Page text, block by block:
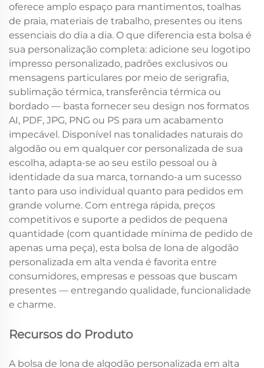
oferece amplo espaço para mantimentos, toalhas
de praia, materiais de trabalho, presentes ou itens
essenciais do dia a dia. O que diferencia esta bolsa é
sua personalização completa: adicione seu logotipo
impresso personalizado, padrões exclusivos ou
mensagens particulares por meio de serigrafia,
sublimação térmica, transferência térmica ou
bordado — basta fornecer seu design nos formatos
AI, PDF, JPG, PNG ou PS para um acabamento
impecável. Disponível nas tonalidades naturais do
algodão ou em qualquer cor personalizada de sua
escolha, adapta-se ao seu estilo pessoal ou à
identidade da sua marca, tornando-a um sucesso
tanto para uso individual quanto para pedidos em
grande volume. Com entrega rápida, preços
competitivos e suporte a pedidos de pequena
quantidade (com quantidade mínima de pedido de
apenas uma peça), esta bolsa de lona de algodão
personalizada em alta venda é favorita entre
consumidores, empresas e pessoas que buscam
presentes — entregando qualidade, funcionalidade
e charme.
Recursos do Produto
A bolsa de lona de algodão personalizada em alta